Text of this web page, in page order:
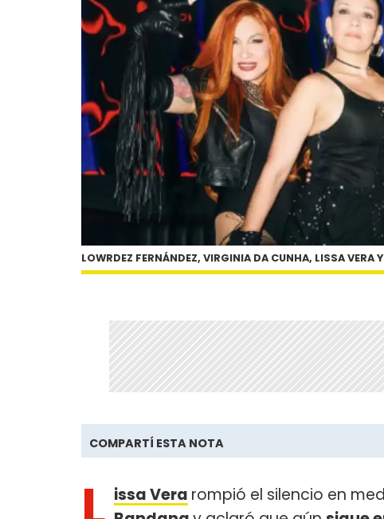
LOWRDEZ FERNÁNDEZ, VIRGINIA DA CUNHA, LISSA VERA
COMPARTÍ ESTA NOTA
issa Vera rompió el silencio en